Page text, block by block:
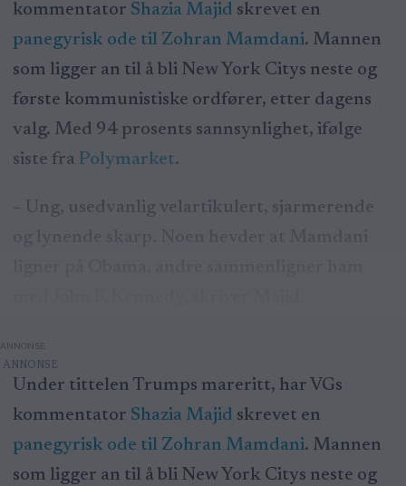
kommentator Shazia Majid skrevet en
panegyrisk ode til Zohran Mamdani. Mannen
som ligger an til å bli New York Citys neste og
første kommunistiske ordfører, etter dagens
valg. Med 94 prosents sannsynlighet, ifølge
siste fra Polymarket.
– Ung, usedvanlig velartikulert, sjarmerende
ANNONSE
Under tittelen Trumps mareritt, har VGs
kommentator Shazia Majid skrevet en
panegyrisk ode til Zohran Mamdani. Mannen
som ligger an til å bli New York Citys neste og